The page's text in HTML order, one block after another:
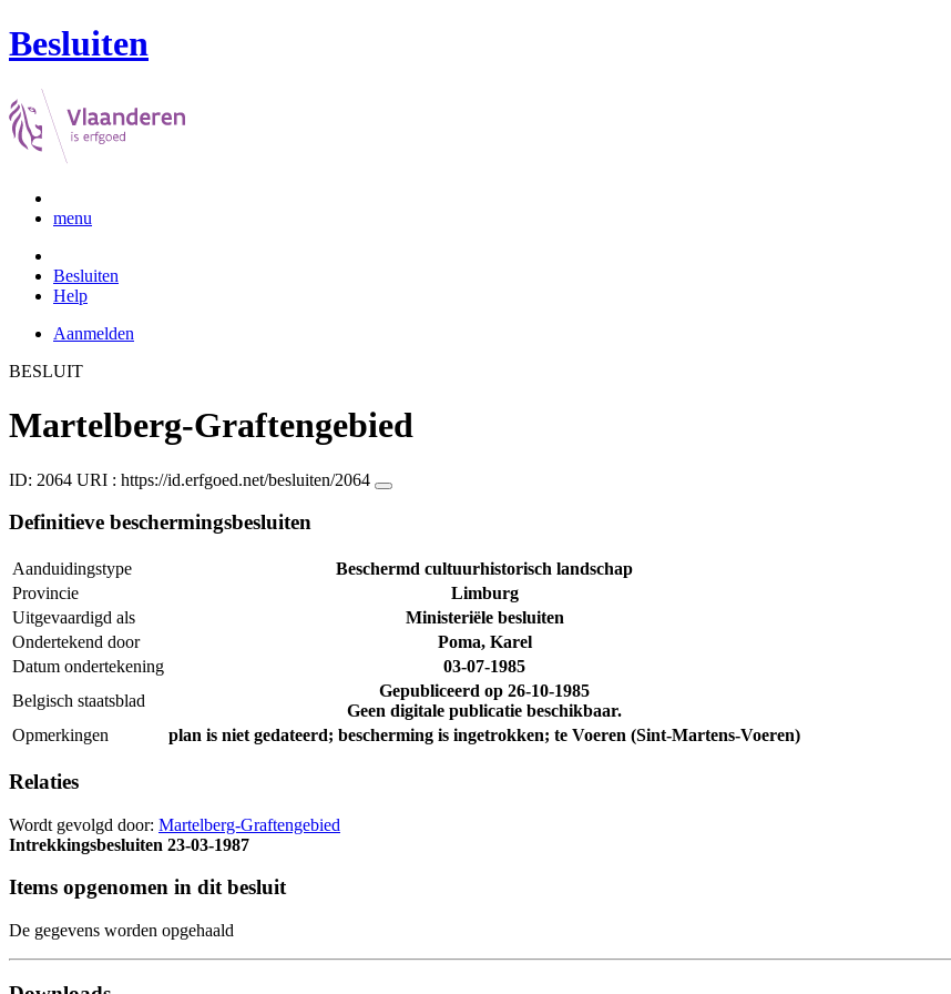
Besluiten
menu
Besluiten
Help
Aanmelden
BESLUIT
Martelberg-Graftengebied
ID: 2064 URI : https://id.erfgoed.net/besluiten/2064
Definitieve beschermingsbesluiten
Aanduidingstype
Beschermd cultuurhistorisch landschap
Provincie
Limburg
Uitgevaardigd als
Ministeriële besluiten
Ondertekend door
Poma, Karel
Datum ondertekening
03-07-1985
Belgisch staatsblad
Gepubliceerd op 26-10-1985
Geen digitale publicatie beschikbaar.
Opmerkingen
plan is niet gedateerd; bescherming is ingetrokken; te Voeren (Sint-Martens-Voeren)
Relaties
Wordt gevolgd door: Martelberg-Graftengebied
Intrekkingsbesluiten 23-03-1987
Items opgenomen in dit besluit
De gegevens worden opgehaald